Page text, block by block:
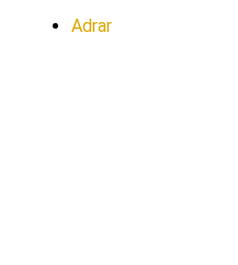
Adrar